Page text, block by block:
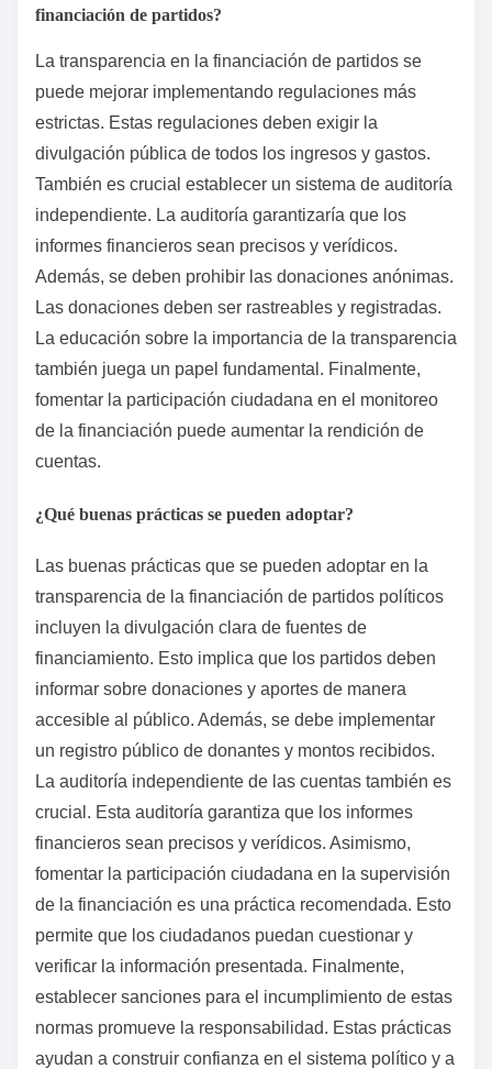
financiación de partidos?
La transparencia en la financiación de partidos se
puede mejorar implementando regulaciones más
estrictas. Estas regulaciones deben exigir la
divulgación pública de todos los ingresos y gastos.
También es crucial establecer un sistema de auditoría
independiente. La auditoría garantizaría que los
informes financieros sean precisos y verídicos.
Además, se deben prohibir las donaciones anónimas.
Las donaciones deben ser rastreables y registradas.
La educación sobre la importancia de la transparencia
también juega un papel fundamental. Finalmente,
fomentar la participación ciudadana en el monitoreo
de la financiación puede aumentar la rendición de
cuentas.
¿Qué buenas prácticas se pueden adoptar?
Las buenas prácticas que se pueden adoptar en la
transparencia de la financiación de partidos políticos
incluyen la divulgación clara de fuentes de
financiamiento. Esto implica que los partidos deben
informar sobre donaciones y aportes de manera
accesible al público. Además, se debe implementar
un registro público de donantes y montos recibidos.
La auditoría independiente de las cuentas también es
crucial. Esta auditoría garantiza que los informes
financieros sean precisos y verídicos. Asimismo,
fomentar la participación ciudadana en la supervisión
de la financiación es una práctica recomendada. Esto
permite que los ciudadanos puedan cuestionar y
verificar la información presentada. Finalmente,
establecer sanciones para el incumplimiento de estas
normas promueve la responsabilidad. Estas prácticas
ayudan a construir confianza en el sistema político y a